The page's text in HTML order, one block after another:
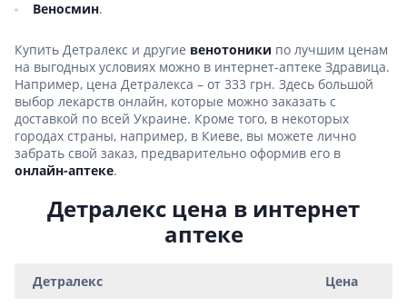
Веносмин.
Купить Детралекс и другие венотоники по лучшим ценам
на выгодных условиях можно в интернет-аптеке Здравица.
Например, цена Детралекса – от 333 грн. Здесь большой
выбор лекарств онлайн, которые можно заказать с
доставкой по всей Украине. Кроме того, в некоторых
городах страны, например, в Киеве, вы можете лично
забрать свой заказ, предварительно оформив его в
онлайн-аптеке.
Детралекс цена в интернет
аптеке
Детралекс Цена